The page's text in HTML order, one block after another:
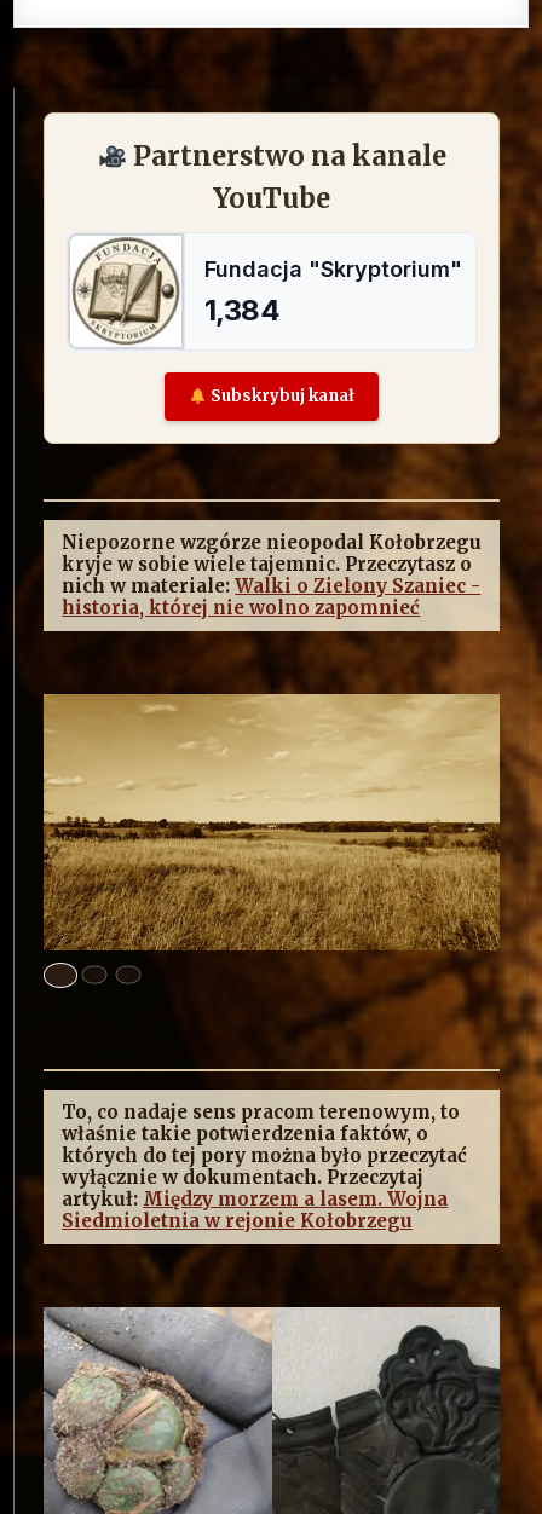
Partnerstwo na kanale
YouTube
Subskrybuj kanał
Niepozorne wzgórze nieopodal Kołobrzegu
kryje w sobie wiele tajemnic. Przeczytasz o
nich w materiale:Walki o Zielony Szaniec -
historia, której nie wolno zapomnieć
To, co nadaje sens pracom terenowym, to
właśnie takie potwierdzenia faktów, o
których do tej pory można było przeczytać
wyłącznie w dokumentach. Przeczytaj
artykuł: Między morzem a lasem. Wojna
Siedmioletnia w rejonie Kołobrzegu